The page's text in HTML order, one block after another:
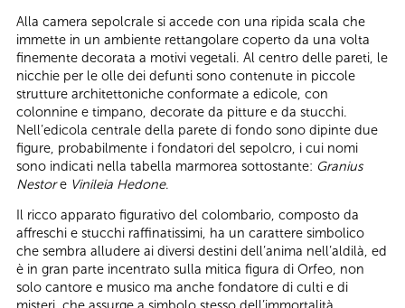
Alla camera sepolcrale si accede con una ripida scala che
immette in un ambiente rettangolare coperto da una volta
finemente decorata a motivi vegetali. Al centro delle pareti, le
nicchie per le olle dei defunti sono contenute in piccole
strutture architettoniche conformate a edicole, con
colonnine e timpano, decorate da pitture e da stucchi.
Nell’edicola centrale della parete di fondo sono dipinte due
figure, probabilmente i fondatori del sepolcro, i cui nomi
sono indicati nella tabella marmorea sottostante: Granius
Nestore Vinileia Hedone.
Il ricco apparato figurativo del colombario, composto da
affreschi e stucchi raffinatissimi, ha un carattere simbolico
che sembra alludere ai diversi destini dell’anima nell’aldilà, ed
è in gran parte incentrato sulla mitica figura di Orfeo, non
solo cantore e musico ma anche fondatore di culti e di